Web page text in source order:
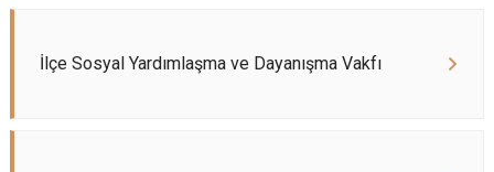
İlçe Sosyal Yardımlaşma ve Dayanışma Vakfı